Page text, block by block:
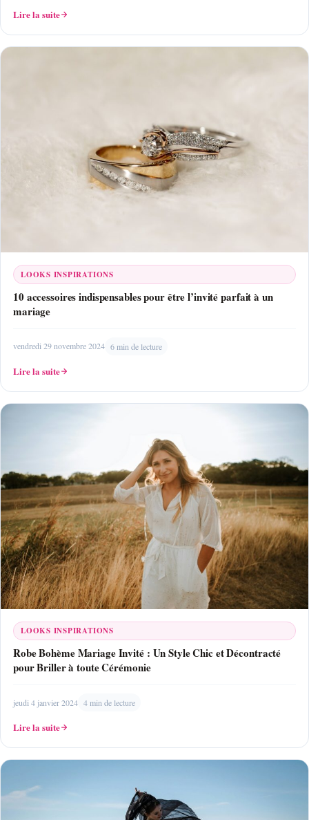
Lire la suite
LOOKS INSPIRATIONS
10 accessoires indispensables pour être l’invité parfait à un
mariage
vendredi 29 novembre 2024 6 min de lecture
Lire la suite
LOOKS INSPIRATIONS
Robe Bohème Mariage Invité : Un Style Chic et Décontracté
pour Briller à toute Cérémonie
jeudi 4 janvier 2024 4 min de lecture
Lire la suite